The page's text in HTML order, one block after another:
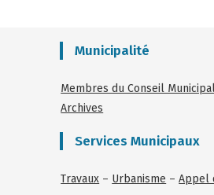
Municipalité
Membres du Conseil
Archives
Services Municipaux
Travaux – Urbanisme –Appel